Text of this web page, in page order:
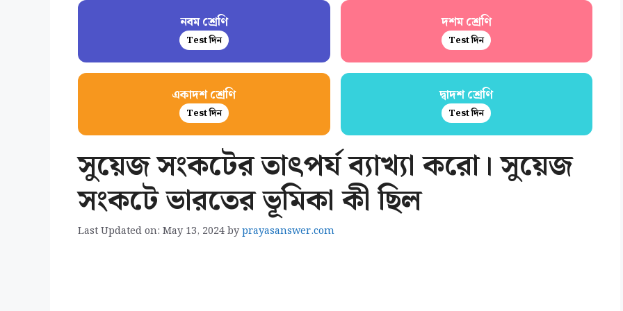
নবম শ্রেণি
Test দিন
দশম শ্রেণি
Test দিন
একাদশ শ্রেণি
Test দিন
দ্বাদশ শ্রেণি
Test দিন
সুয়েজ সংকটের তাৎপর্য ব্যাখ্যা করো। সুয়েজ
সংকটে ভারতের ভূমিকা কী ছিল
Last Updated on: May 13, 2024byprayasanswer.com